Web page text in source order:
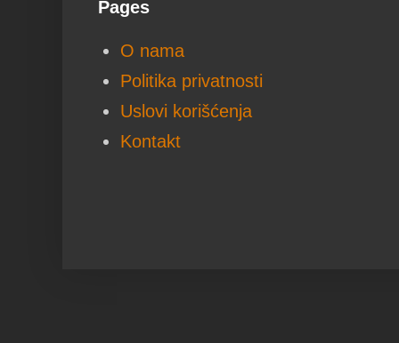
Pages
O nama
Politika privatnosti
Uslovi korišćenja
Kontakt